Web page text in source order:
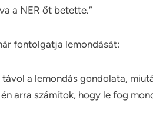
a NER őt betette.”
fontolgatja lemondását:
a lemondás gondolata,
arra számítok, hogy le fog